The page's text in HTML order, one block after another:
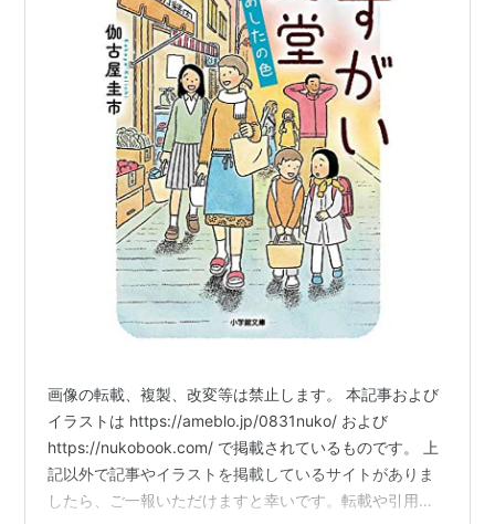
画像の転載、複製、改変等は禁止します。 本記事および
イラストは https://ameblo.jp/0831nuko/ および
https://nukobook.com/ で掲載されているものです。 上
記以外で記事やイラストを掲載しているサイトがありま
したら、ご一報いただけますと幸いです。転載や引用に